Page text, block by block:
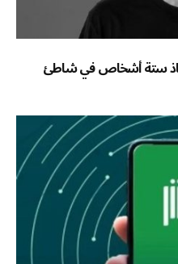
ستة أشخاص في شاطئ